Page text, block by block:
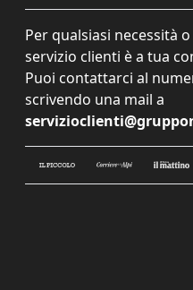
Per qualsiasi necessità
servizio clienti è a tua
Puoi contattarci al
scrivendo una mail a